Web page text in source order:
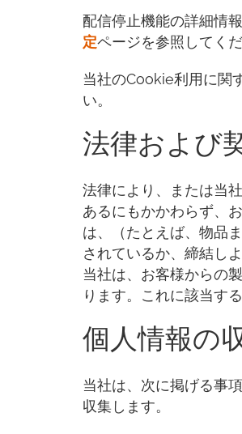
配信停止機能の詳細情
定ページを参照してくだ
当社のCookie利用に関
い。
法律および
法律により、または当
あるにもかかわらず、
は、（たとえば、物品
されているか、締結し
当社は、お客様からの
ります。これに該当す
個人情報の
当社は、次に掲げる事
収集します。